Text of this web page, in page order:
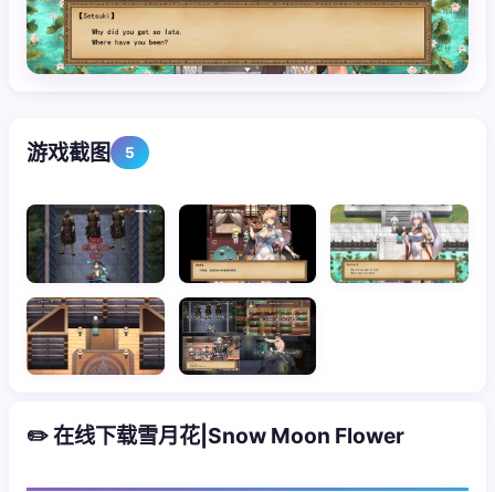
游戏截图 5
✏️ 在线下载雪月花|Snow Moon Flower